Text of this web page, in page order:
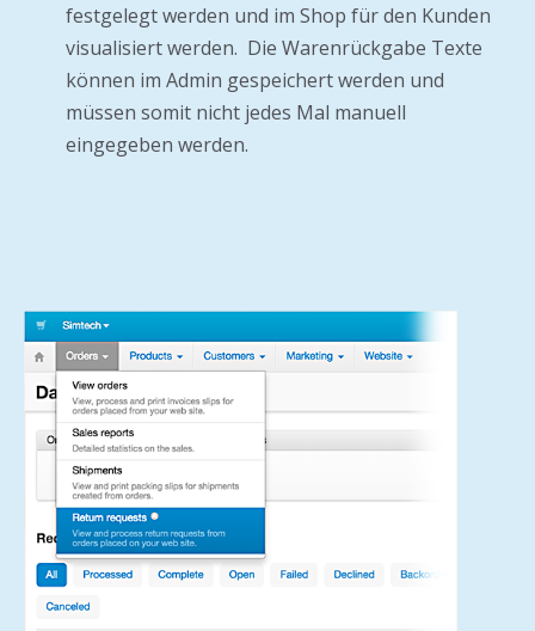
festgelegt werden und im Shop für den Kunden
visualisiert werden. Die Warenrückgabe Texte
können im Admin gespeichert werden und
müssen somit nicht jedes Mal manuell
eingegeben werden.